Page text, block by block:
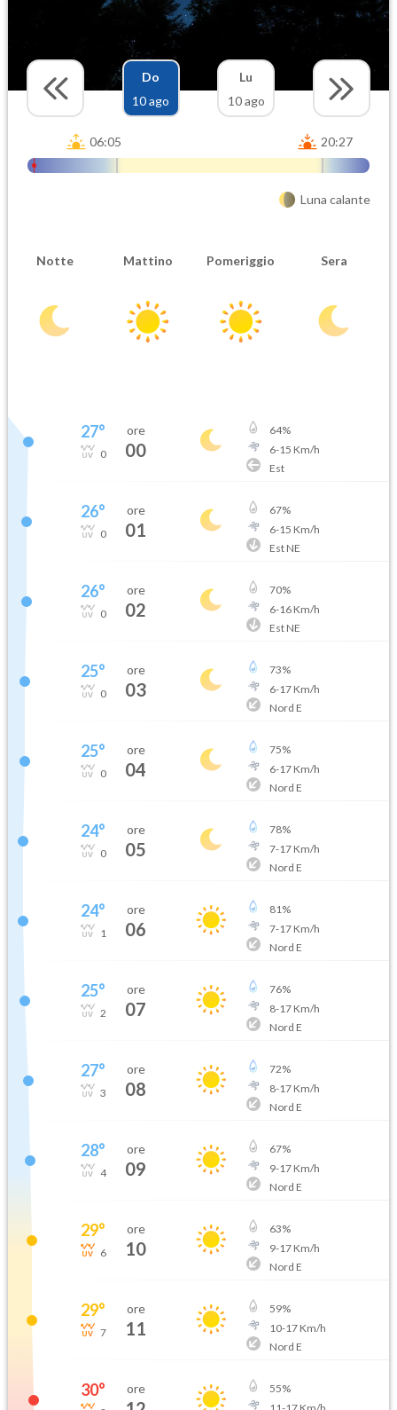
Do
10 ago
Lu
10 ago
06:05 20:27
Luna calante
Notte Mattino Pomeriggio Sera
27°
0
ore
00
64%
6-15 Km/h
Est
26°
0
ore
01
67%
6-15 Km/h
Est NE
26°
0
ore
02
70%
6-16Km/h
Est NE
25°
0
ore
03
73%
6-17Km/h
Nord E
25°
0
ore
04
75%
6-17Km/h
Nord E
24°
0
ore
05
78%
7-17Km/h
Nord E
24°
1
ore
06
81%
7-17Km/h
Nord E
25°
2
ore
07
76%
8-17Km/h
Nord E
27°
3
ore
08
72%
8-17Km/h
Nord E
28°
4
ore
09
67%
9-17Km/h
Nord E
29°
6
ore
10
63%
9-17Km/h
Nord E
29°
7
ore
11
59%
10-17Km/h
Nord E
30° ore 55%